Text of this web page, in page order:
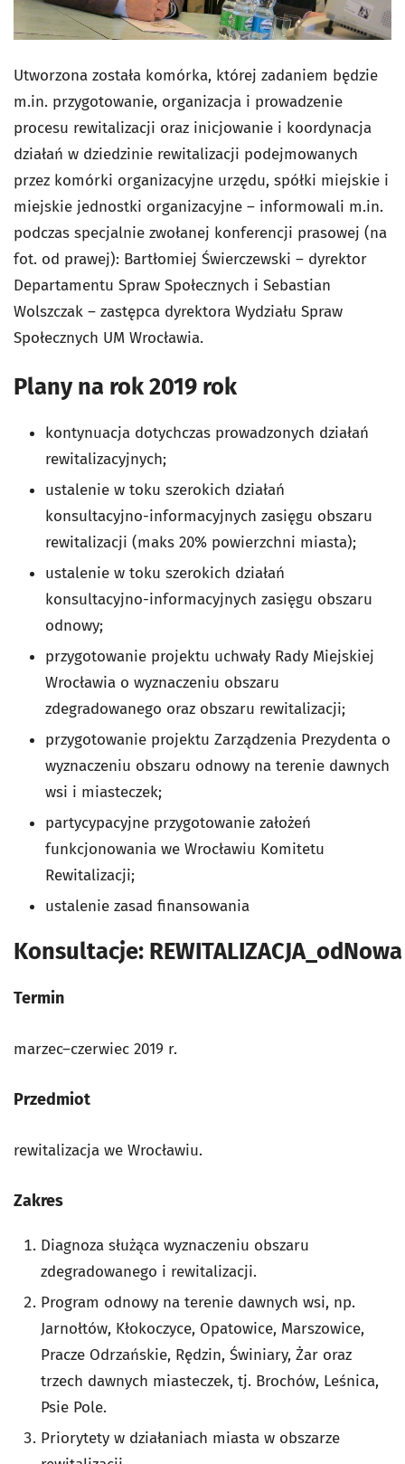
Utworzona została komórka, której zadaniem będzie
m.in. przygotowanie, organizacja i prowadzenie
procesu rewitalizacji oraz inicjowanie i koordynacja
działań w dziedzinie rewitalizacji podejmowanych
przez komórki organizacyjne urzędu, spółki miejskie i
miejskie jednostki organizacyjne – informowali m.in.
podczas specjalnie zwołanej konferencji prasowej (na
fot. od prawej): Bartłomiej Świerczewski – dyrektor
Departamentu Spraw Społecznych i Sebastian
Wolszczak – zastępca dyrektora Wydziału Spraw
Społecznych UM Wrocławia.
Plany na rok 2019 rok
kontynuacja dotychczas prowadzonych działań
rewitalizacyjnych;
ustalenie w toku szerokich działań
konsultacyjno-informacyjnych zasięgu obszaru
rewitalizacji (maks 20% powierzchni miasta);
ustalenie w toku szerokich działań
konsultacyjno-informacyjnych zasięgu obszaru
odnowy;
przygotowanie projektu uchwały Rady Miejskiej
Wrocławia o wyznaczeniu obszaru
zdegradowanego oraz obszaru rewitalizacji;
przygotowanie projektu Zarządzenia Prezydenta o
wyznaczeniu obszaru odnowy na terenie dawnych
wsi i miasteczek;
partycypacyjne przygotowanie założeń
funkcjonowania we Wrocławiu Komitetu
Rewitalizacji;
ustalenie zasad finansowania
Konsultacje: REWITALIZACJA_odNowa
Termin
marzec–czerwiec 2019 r.
Przedmiot
rewitalizacja we Wrocławiu.
Zakres
Diagnoza służąca wyznaczeniu obszaru
zdegradowanego i rewitalizacji.
Program odnowy na terenie dawnych wsi, np.
Jarnołtów, Kłokoczyce, Opatowice, Marszowice,
Pracze Odrzańskie, Rędzin, Świniary, Żar oraz
trzech dawnych miasteczek, tj. Brochów, Leśnica,
Psie Pole.
Priorytety w działaniach miasta w obszarze